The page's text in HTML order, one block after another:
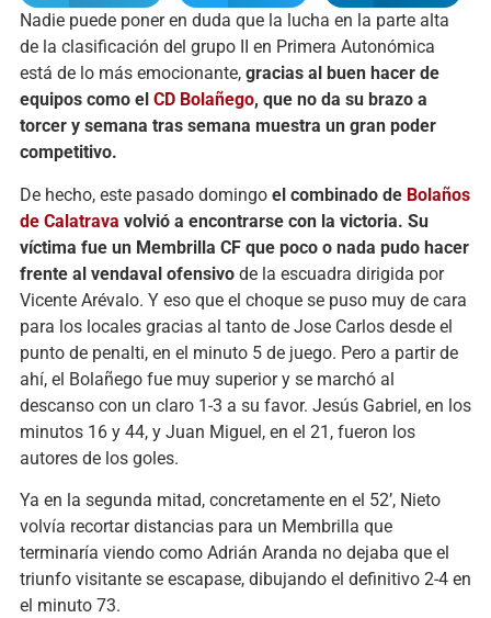
Nadie puede poner en duda que la lucha en la parte alta
de la clasificación del grupo II en Primera Autonómica
está de lo más emocionante,gracias al buen hacer de
equipos como el CD Bolañego, que no da su brazo a
torcer y semana tras semana muestra un gran poder
competitivo.
De hecho, este pasado domingo el combinado de Bolaños
de Calatrava volvió a encontrarse con la victoria. Su
víctima fue un Membrilla CF que poco o nada pudo hacer
frente al vendaval ofensivode la escuadra dirigida por
Vicente Arévalo. Y eso que el choque se puso muy de cara
para los locales gracias al tanto de Jose Carlos desde el
punto de penalti, en el minuto 5 de juego. Pero a partir de
ahí, el Bolañego fue muy superior y se marchó al
descanso con un claro 1-3 a su favor. Jesús Gabriel, en los
minutos 16 y 44, y Juan Miguel, en el 21, fueron los
autores de los goles.
Ya en la segunda mitad, concretamente en el 52’, Nieto
volvía recortar distancias para un Membrilla que
terminaría viendo como Adrián Aranda no dejaba que el
triunfo visitante se escapase, dibujando el definitivo 2-4 en
el minuto 73.